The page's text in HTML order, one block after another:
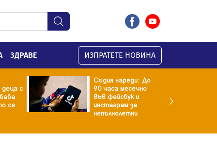
ЗДРАВЕ ИЗПРАТЕТЕ НОВИНА
с
се
Съдия нареди: До
90 часа месечно
във фейсбук и
инстаграм за
непълнолетни